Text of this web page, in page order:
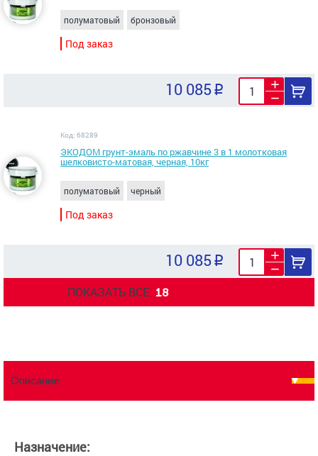
полуматовый бронзовый
Под заказ
10 085
Код: 68289
ЭКОДОМ грунт-эмаль по ржавчине 3 в 1 молотковая
шелковисто-матовая, черная, 10кг
полуматовый черный
Под заказ
10 085
ПОКАЗАТЬ ВСЕ 18
Описание
Назначение: